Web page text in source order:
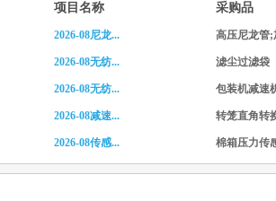
项目名称 采购品
2026-08尼龙... 高压尼龙管;
2026-08无纺... 滤尘过滤袋
2026-08无纺... 包装机减速
2026-08减速... 转笼直角转
2026-08传感... 棉箱压力传